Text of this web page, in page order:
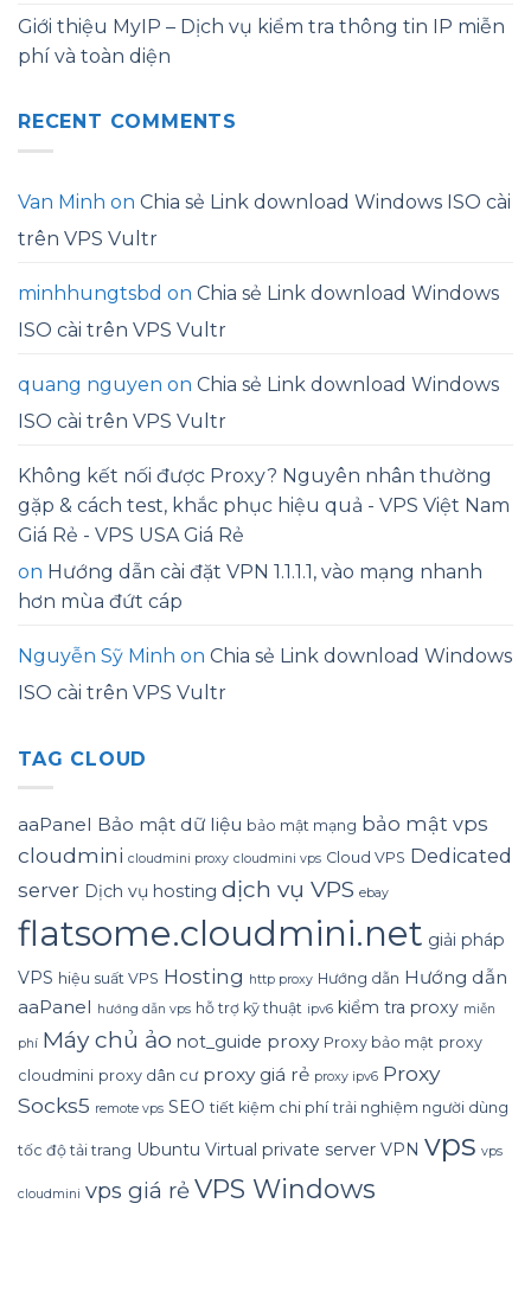
Giới thiệu MyIP – Dịch vụ kiểm tra thông tin IP miễn
phí và toàn diện
RECENT COMMENTS
Van Minh on Chia sẻ Link download Windows ISO cài
trên VPS Vultr
minhhungtsbd on Chia sẻ Link download Windows
ISO cài trên VPS Vultr
quang nguyen on Chia sẻ Link download Windows
ISO cài trên VPS Vultr
Không kết nối được Proxy? Nguyên nhân thường
gặp & cách test, khắc phục hiệu quả - VPS Việt Nam
Giá Rẻ - VPS USA Giá Rẻ
on Hướng dẫn cài đặt VPN 1.1.1.1, vào mạng nhanh
hơn mùa đứt cáp
Nguyễn Sỹ Minh on Chia sẻ Link download Windows
ISO cài trên VPS Vultr
TAG CLOUD
aaPanel Bảo mật dữ liệu bảo mật mạng bảo mật vps
cloudmini cloudmini proxy cloudmini vps Cloud VPS Dedicated
server Dịch vụ hosting dịch vụ VPS ebay
flatsome.cloudmini.net giải pháp
VPS hiệu suất VPS Hosting http proxy Hướng dẫn Hướng dẫn
aaPanel hướng dẫn vps hỗ trợ kỹ thuật ipv6 kiểm tra proxy miễn
phí Máy chủ ảo not_guide proxy Proxy bảo mật proxy
cloudmini proxy dân cư proxy giá rẻ proxy ipv6 Proxy
Socks5 remote vps SEO tiết kiệm chi phí trải nghiệm người dùng
tốc độ tải trang Ubuntu Virtual private server VPN vps vps
cloudmini vps giá rẻVPS Windows